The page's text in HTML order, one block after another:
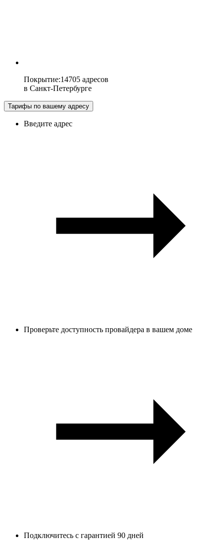
Покрытие:14705 адресов
в Санкт-Петербурге
Тарифы по вашему адресу
Введите адрес
Проверьте доступность провайдера в вашем доме
Подключитесь с гарантией 90 дней